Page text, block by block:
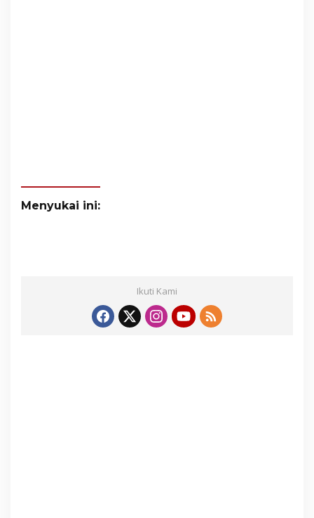
Menyukai ini:
Ikuti Kami